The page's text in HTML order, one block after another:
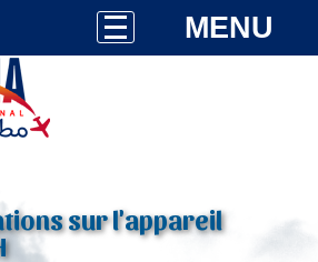
MENU
sur l'appareil